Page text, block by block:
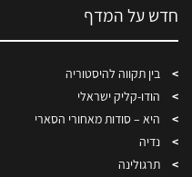
חדש על המדף
בין תקווה להיסטוריה
הודו-קליק ישראלי
היא – סודות מאחורי הסארי
נדיה
תרגולינה